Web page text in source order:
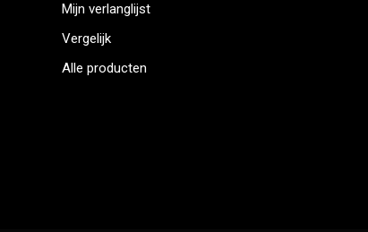
Mijn verlanglijst
Vergelijk
Alle producten